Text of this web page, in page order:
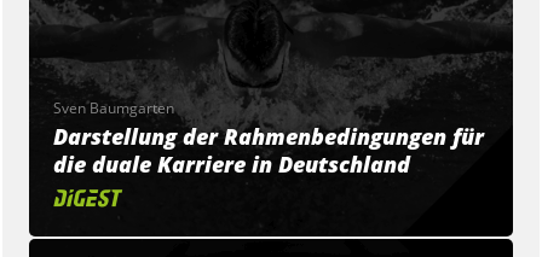
Sven Baumgarten
Darstellung der Rahmenbedingungen für
die duale Karriere in Deutschland